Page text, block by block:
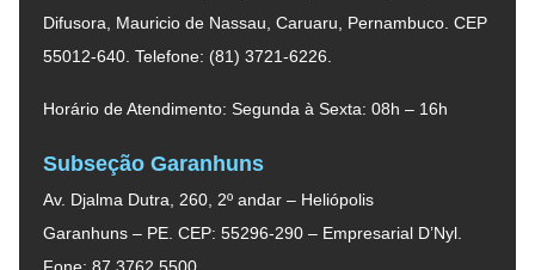
Difusora, Mauricio de Nassau, Caruaru, Pernambuco. CEP
55012-640. Telefone: (81) 3721-6226.
Horário de Atendimento: Segunda à Sexta: 08h – 16h
Subseção Garanhuns
Av. Djalma Dutra, 260, 2º andar – Heliópolis
Garanhuns – PE. CEP: 55296-290 – Empresarial D’Nyl.
Fone: 87 3762.5500.